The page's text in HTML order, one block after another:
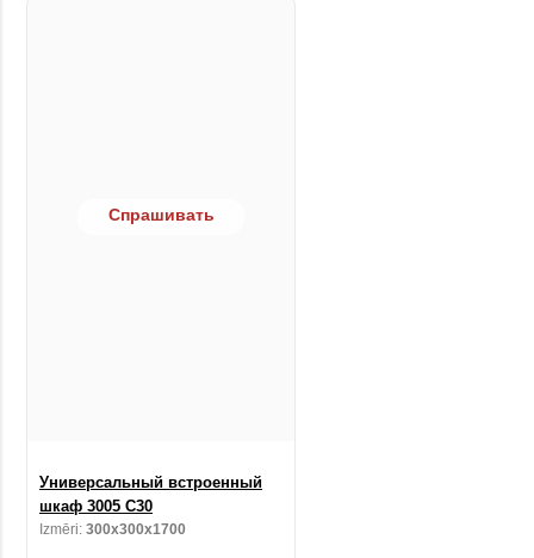
Спрашивать
Универсальный встроенный
шкаф 3005 C30
Izmēri: 300x300x1700